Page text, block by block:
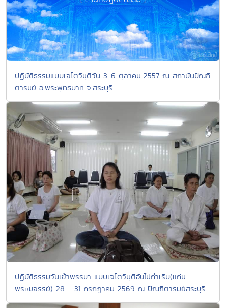
ปฏิบัติธรรมแบบเจโตวิมุติวัน 3-6 ตุลาคม 2557 ณ สถาบันปัณฑิ
ตารมย์ อ.พระพุทธบาท จ.สระบุรี
ปฏิบัติธรรมวันเข้าพรรษา แบบเจโตวิมุติอันไม่กำเริบ(แก่น
พรหมจรรย์) 28 - 31 กรกฎาคม 2569 ณ ปัณฑิตารมย์สระบุรี